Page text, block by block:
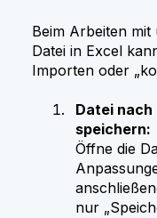
Beim Arbeiten
Datei in Excel
Importen oder
Datei
speichern:
Öffne die
nur